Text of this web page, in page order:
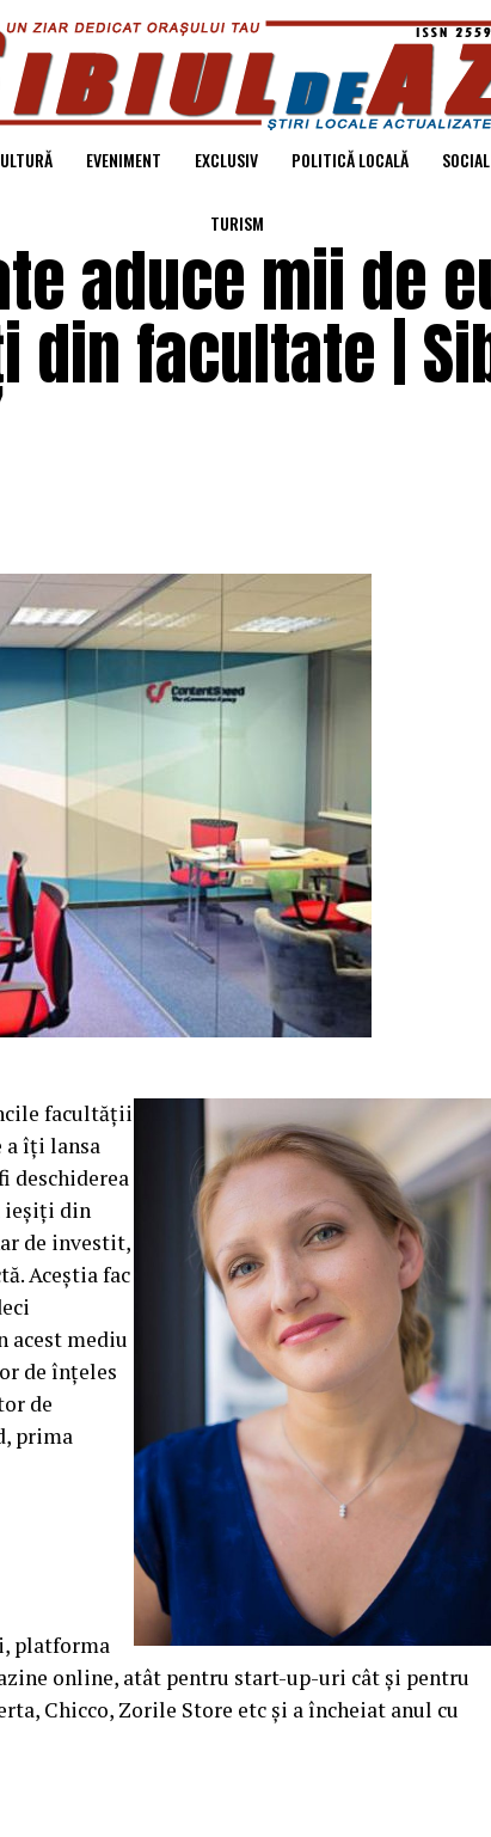
EVENIMENT EXCLUSIV POLITICĂ LOCALĂ SOCIAL
TURISM
aduce mii de
facultate |
facultăţii
a îţi lansa
deschiderea
ieşiţi din
de investit,
Aceştia fac
acest mediu
de înţeles
de
prima
platforma
online, atât pentru start-up-uri cât şi pentru
Chicco, Zorile Store etc şi a încheiat anul cu